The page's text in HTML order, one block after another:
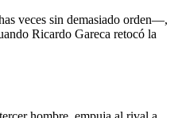
veces sin demasiado orden—,
Ricardo Gareca retocó la